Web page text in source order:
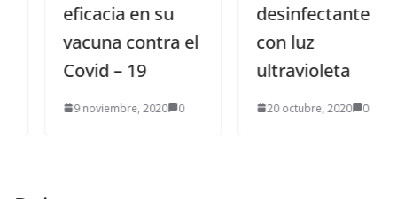
eficacia en su
vacuna contra el
Covid – 19
9 noviembre, 2020 0
desinfectante
con luz
ultravioleta
20 octubre, 2020 0